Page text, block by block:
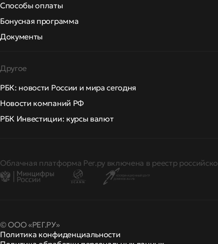
Способы оплаты
Бонусная программа
Документы
Другое
РБК: новости России и мира сегодня
Новости компаний РФ
РБК Инвестиции: курсы валют
Облачная платформа Рег.ру включена в реестр
© ООО «РЕГ.РУ»
Политика конфиденциальности